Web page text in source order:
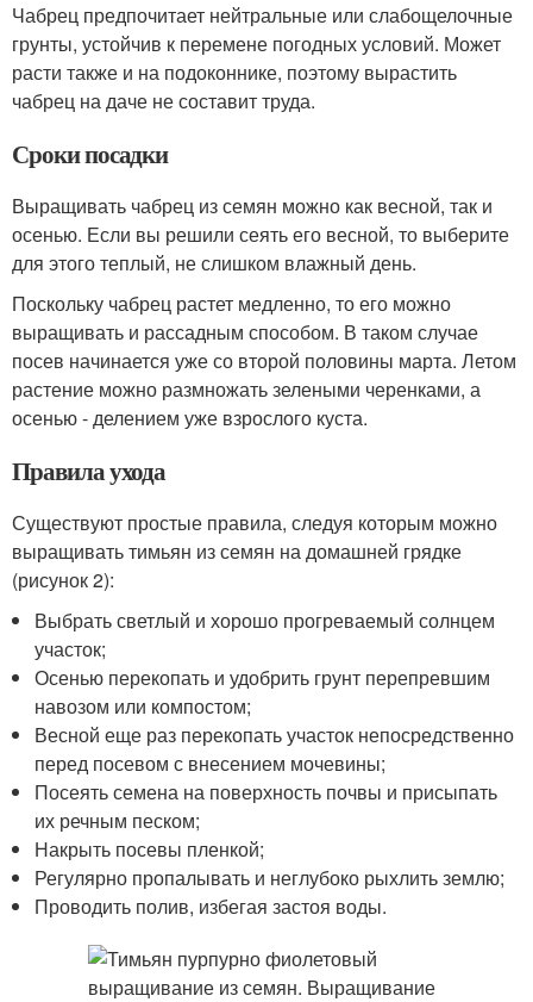
Чабрец предпочитает нейтральные или слабощелочные
грунты, устойчив к перемене погодных условий. Может
расти также и на подоконнике, поэтому вырастить
чабрец на даче не составит труда.
Сроки посадки
Выращивать чабрец из семян можно как весной, так и
осенью. Если вы решили сеять его весной, то выберите
для этого теплый, не слишком влажный день.
Поскольку чабрец растет медленно, то его можно
выращивать и рассадным способом. В таком случае
посев начинается уже со второй половины марта. Летом
растение можно размножать зелеными черенками, а
осенью - делением уже взрослого куста.
Правила ухода
Существуют простые правила, следуя которым можно
выращивать тимьян из семян на домашней грядке
(рисунок 2):
Выбрать светлый и хорошо прогреваемый солнцем
участок;
Осенью перекопать и удобрить грунт перепревшим
навозом или компостом;
Весной еще раз перекопать участок непосредственно
перед посевом с внесением мочевины;
Посеять семена на поверхность почвы и присыпать
их речным песком;
Накрыть посевы пленкой;
Регулярно пропалывать и неглубоко рыхлить землю;
Проводить полив, избегая застоя воды.